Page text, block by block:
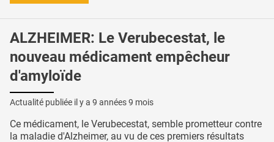
ALZHEIMER: Le Verubecestat, le
nouveau médicament empêcheur
d'amyloïde
Actualité publiée il y a 9 années 9 mois
Ce médicament, le Verubecestat, semble prometteur contre
la maladie d'Alzheimer, au vu de ces premiers résultats